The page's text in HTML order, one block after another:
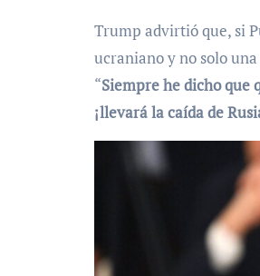
Trump advirtió que, si
ucraniano y no solo
“Siempre he dicho que
¡llevará la caída de